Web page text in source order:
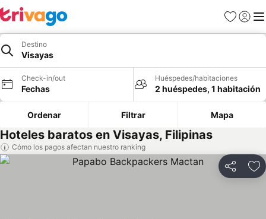
Favoritos
Iniciar
Destino
Visayas
Check-in/out
Fechas
Huéspedes/habitaciones
2 huéspedes, 1 habitación
Ordenar Filtrar Mapa
Hoteles baratos en Visayas, Filipinas
Cómo los pagos afectan nuestro ranking
Compartir